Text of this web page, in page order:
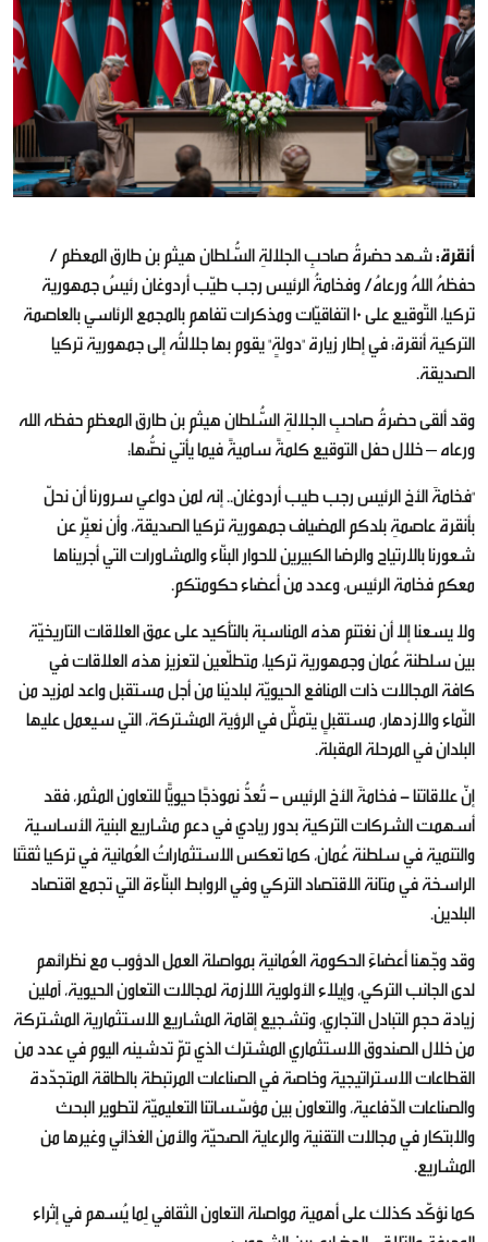
أنقرة:شهد حضرةُ صاحبِ الجلالةِ السُّلطان هيثم بن طارق المعظم /
حفظهُ اللهُ ورعاهُ/ وفخامةُ الرئيس رجب طيّب أردوغان رئيسُ جمهورية
تركيا، التّوقيع على 10 اتفاقيّات ومذكرات تفاهم بالمجمع الرئاسي بالعاصمة
التركية أنقرة؛ في إطار زيارة "دولةٍ" يقوم بها جلالتُه إلى جمهورية تركيا
الصديقة.
وقد ألقى حضرةُ صاحبِ الجلالةِ السُّلطان هيثم بن طارق المعظم حفظه الله
ورعاه – خلال حفل التوقيع كلمةً ساميةً فيما يأتي نصُّها:
"فخامةَ الأخ الرئيس رجب طيب أردوغان.. إنه لمن دواعي سرورنا أن نحلّ
بأنقرة عاصمةِ بلدكم المضياف جمهورية تركيا الصديقة، وأن نعبِّر عن
شعورنا بالارتياح والرضا الكبيرين للحوار البنّاء والمشاورات التي أجريناها
معكم فخامة الرئيس، وعدد من أعضاء حكومتكم.
ولا يسعنا إلا أن نغتنم هذه المناسبة بالتأكيد على عمق العلاقات التاريخيّة
بين سلطنة عُمان وجمهورية تركيا، متطلّعين لتعزيز هذه العلاقات في
كافة المجالات ذات المنافع الحيويّة لبلديْنا من أجل مستقبل واعد لمزيد من
النّماء والازدهار، مستقبلٍ يتمثّل في الرؤية المشتركة، التي سيعمل عليها
البلدان في المرحلة المقبلة.
إنّ علاقاتنا - فخامةَ الأخ الرئيس - تُعدُّ نموذجًا حيويًّا للتعاون المثمر، فقد
أسهمت الشركات التركية بدور ريادي في دعم مشاريع البنية الأساسية
والتنمية في سلطنة عُمان، كما تعكس الاستثماراتُ العُمانية في تركيا ثقتَنا
الراسخة في متانة الاقتصاد التركي وفي الروابط البنّاءة التي تجمع اقتصاد
البلدين.
وقد وجّهنا أعضاءَ الحكومة العُمانية بمواصلة العمل الدؤوب مع نظرائهم
لدى الجانب التركي، وإيلاء الأولوية اللازمة لمجالات التعاون الحيوية، آملين
زيادة حجم التبادل التجاري، وتشجيع إقامة المشاريع الاستثمارية المشتركة
من خلال الصندوق الاستثماري المشترك الذي تمّ تدشينه اليوم في عدد من
القطاعات الاستراتيجية وخاصة في الصناعات المرتبطة بالطاقة المتجدّدة
والصناعات الدّفاعية، والتعاون بين مؤسّساتنا التعليميّة لتطوير البحث
والابتكار في مجالات التقنية والرعاية الصحيّة والأمن الغذائي وغيرها من
المشاريع.
كما نؤكّد كذلك على أهمية مواصلة التعاون الثقافي لِما يُسهم في إثراء